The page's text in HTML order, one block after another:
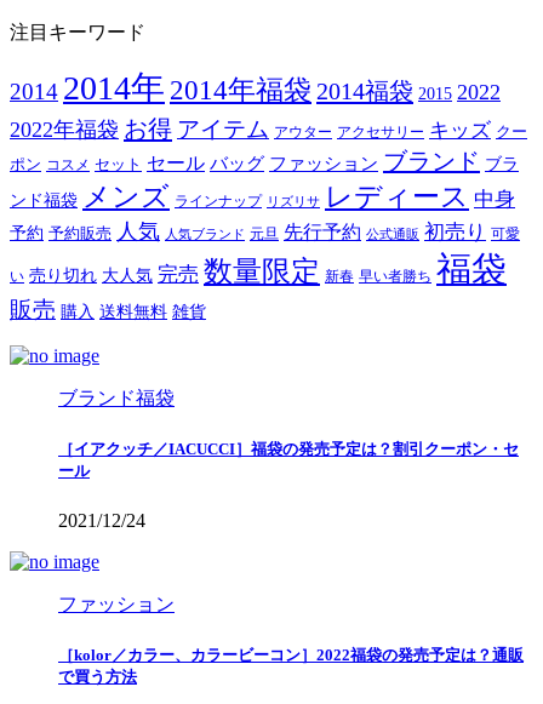
注目キーワード
2014 2014年 2014年福袋 2014福袋 2015 2022
2022年福袋 お得 アイテム アウター アクセサリー キッズ クー
ポン コスメ セット セール バッグ ファッション ブランド ブラ
ンド福袋 メンズ ラインナップ リズリサ レディース 中身
予約 予約販売 人気 人気ブランド 元旦 先行予約 公式通販 初売り 可愛
い 売り切れ 大人気 完売 数量限定 新春 早い者勝ち 福袋
販売 購入 送料無料 雑貨
ブランド福袋
［イアクッチ／IACUCCI］福袋の発売予定は？割引クーポン・セ
ール
2021/12/24
ファッション
［kolor／カラー、カラービーコン］2022福袋の発売予定は？通販
で買う方法